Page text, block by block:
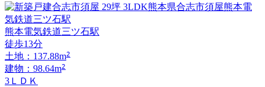
熊本電気鉄道三ツ石駅
徒歩13分
土地：137.88m2
建物：98.64m2
3ＬＤＫ